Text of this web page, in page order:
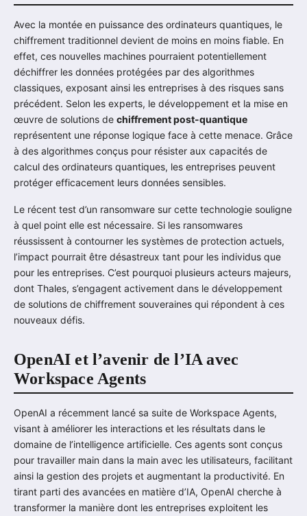
Avec la montée en puissance des ordinateurs quantiques, le
chiffrement traditionnel devient de moins en moins fiable. En
effet, ces nouvelles machines pourraient potentiellement
déchiffrer les données protégées par des algorithmes
classiques, exposant ainsi les entreprises à des risques sans
précédent. Selon les experts, le développement et la mise en
œuvre de solutions de chiffrement post-quantique
représentent une réponse logique face à cette menace. Grâce
à des algorithmes conçus pour résister aux capacités de
calcul des ordinateurs quantiques, les entreprises peuvent
protéger efficacement leurs données sensibles.
Le récent test d’un ransomware sur cette technologie souligne
à quel point elle est nécessaire. Si les ransomwares
réussissent à contourner les systèmes de protection actuels,
l’impact pourrait être désastreux tant pour les individus que
pour les entreprises. C’est pourquoi plusieurs acteurs majeurs,
dont Thales, s’engagent activement dans le développement
de solutions de chiffrement souveraines qui répondent à ces
nouveaux défis.
OpenAI et l’avenir de l’IA avec
Workspace Agents
OpenAI a récemment lancé sa suite de Workspace Agents,
visant à améliorer les interactions et les résultats dans le
domaine de l’intelligence artificielle. Ces agents sont conçus
pour travailler main dans la main avec les utilisateurs, facilitant
ainsi la gestion des projets et augmentant la productivité. En
tirant parti des avancées en matière d’IA, OpenAI cherche à
transformer la manière dont les entreprises exploitent les